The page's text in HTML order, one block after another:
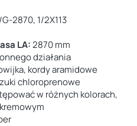
2870, 1/2X113
LA:2870 mm
działania
kordy aramidowe
chloroprenowe
w różnych kolorach,